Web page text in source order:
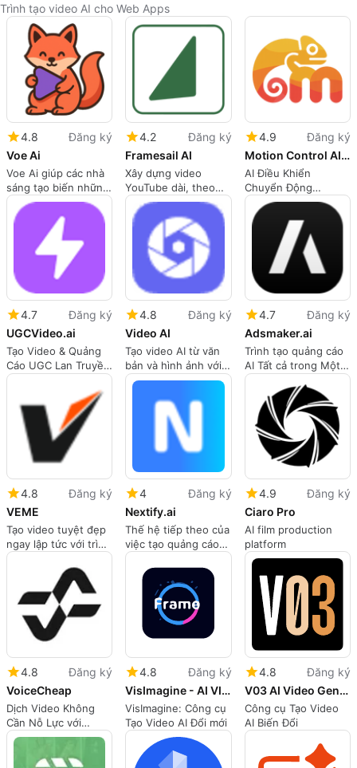
Trình tạo video AI cho Web Apps
4.8
Đăng ký
Voe Ai
Voe Ai giúp các nhà
sáng tạo biến những
ý tưởng đơn giản
thành video thực tế,
chất lượng cao với sự
kiểm soát hình ảnh
chính xác và tốc độ
tạo nhanh chóng.
4.2
Đăng ký
Framesail AI
Xây dựng video
YouTube dài, theo
phong cách của bạn
4.9
Đăng ký
Motion Control AI Pro
AI Điều Khiển
Chuyển Động
Chuyển Động Đến
Bất Kỳ Nhân Vật Nào
4.7
Đăng ký
UGCVideo.ai
Tạo Video & Quảng
Cáo UGC Lan Truyền
với AI trong Vài Phút
4.8
Đăng ký
Video AI
Tạo video AI từ văn
bản và hình ảnh với
videoai.ai, được hỗ
tạo video hàng đầu
và quy trình thân
thiện với người sáng
4.7
Đăng ký
Adsmaker.ai
Trình tạo quảng cáo
AI Tất cả trong Một
cho Mọi Nền tảng
4.8
Đăng ký
VEME
Tạo video tuyệt đẹp
ngay lập tức với trình
tạo video AI miễn phí
của chúng tôi
4
Đăng ký
Nextify.ai
Thế hệ tiếp theo của
việc tạo quảng cáo
AI
4.9
Đăng ký
Ciaro Pro
AI film production
platform
4.8
Đăng ký
VoiceCheap
Dịch Video Không
Cần Nỗ Lực với
VoiceCheap
4.8
Đăng ký
VisImagine - AI VIdeo Creation Platform
VisImagine: Công cụ
Tạo Video AI Đổi mới
4.8
Đăng ký
V03 AI Video Generator
Công cụ Tạo Video
AI Biến Đổi